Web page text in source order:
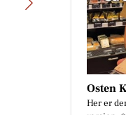
Osten
Her er